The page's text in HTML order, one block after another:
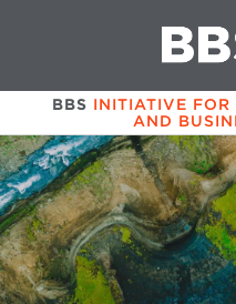
BBS INITIATIVE FOR
AND